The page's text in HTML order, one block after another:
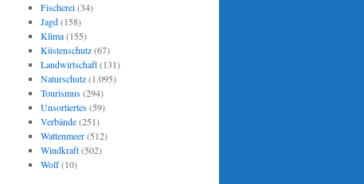
Fischerei(34)
Jagd(158)
Klima(155)
Küstenschutz(67)
Landwirtschaft(131)
Naturschutz(1.095)
Tourismus(294)
Unsortiertes(59)
Verbände(251)
Wattenmeer(512)
Windkraft(502)
Wolf(10)